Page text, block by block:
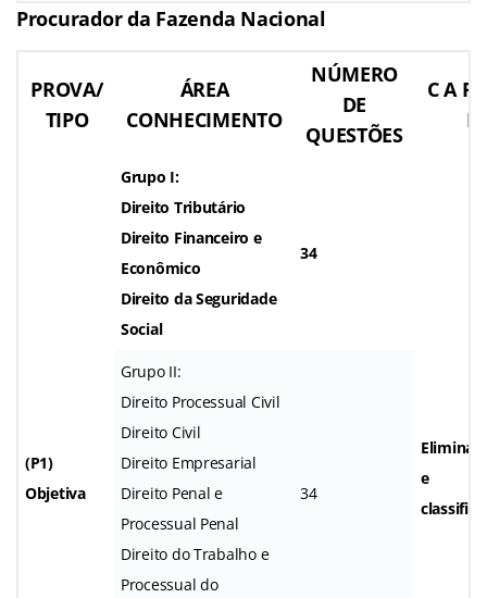
Procurador da Fazenda Nacional
PROVA/
TIPO
ÁREA
CONHECIMENTO
NÚMERO
DE
QUESTÕES
C A R
R
(P1)
Objetiva
Grupo I:
Direito Tributário
Direito Financeiro e
Econômico
Direito da Seguridade
Social
34
e
Grupo II:
Direito Processual Civil
Direito Civil
Direito Empresarial
Direito Penal e
Processual Penal
Direito do Trabalho e
Processual do
34